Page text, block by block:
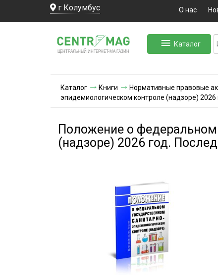
г Колумбус О нас
ЦЕНТРАЛЬНЫЙ ИНТЕРНЕТ-МА ГАЗИН
Каталог
Каталог Книги Нормативные правовые
эпидемиологическом контроле (надзоре)
Положение о федеральном
(надзоре) 2026 год.